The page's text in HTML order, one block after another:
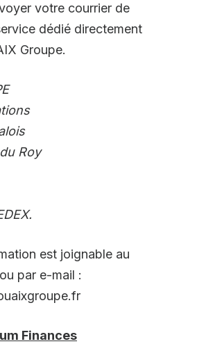
votre courrier de
dédié directement
Groupe.
Roy
est joignable au
par e-mail :
Finances